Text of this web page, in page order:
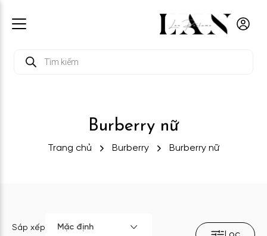
kiếm
Burberry nữ
Trang chủ Burberry Burberry nữ
Sắp xếp Mặc định